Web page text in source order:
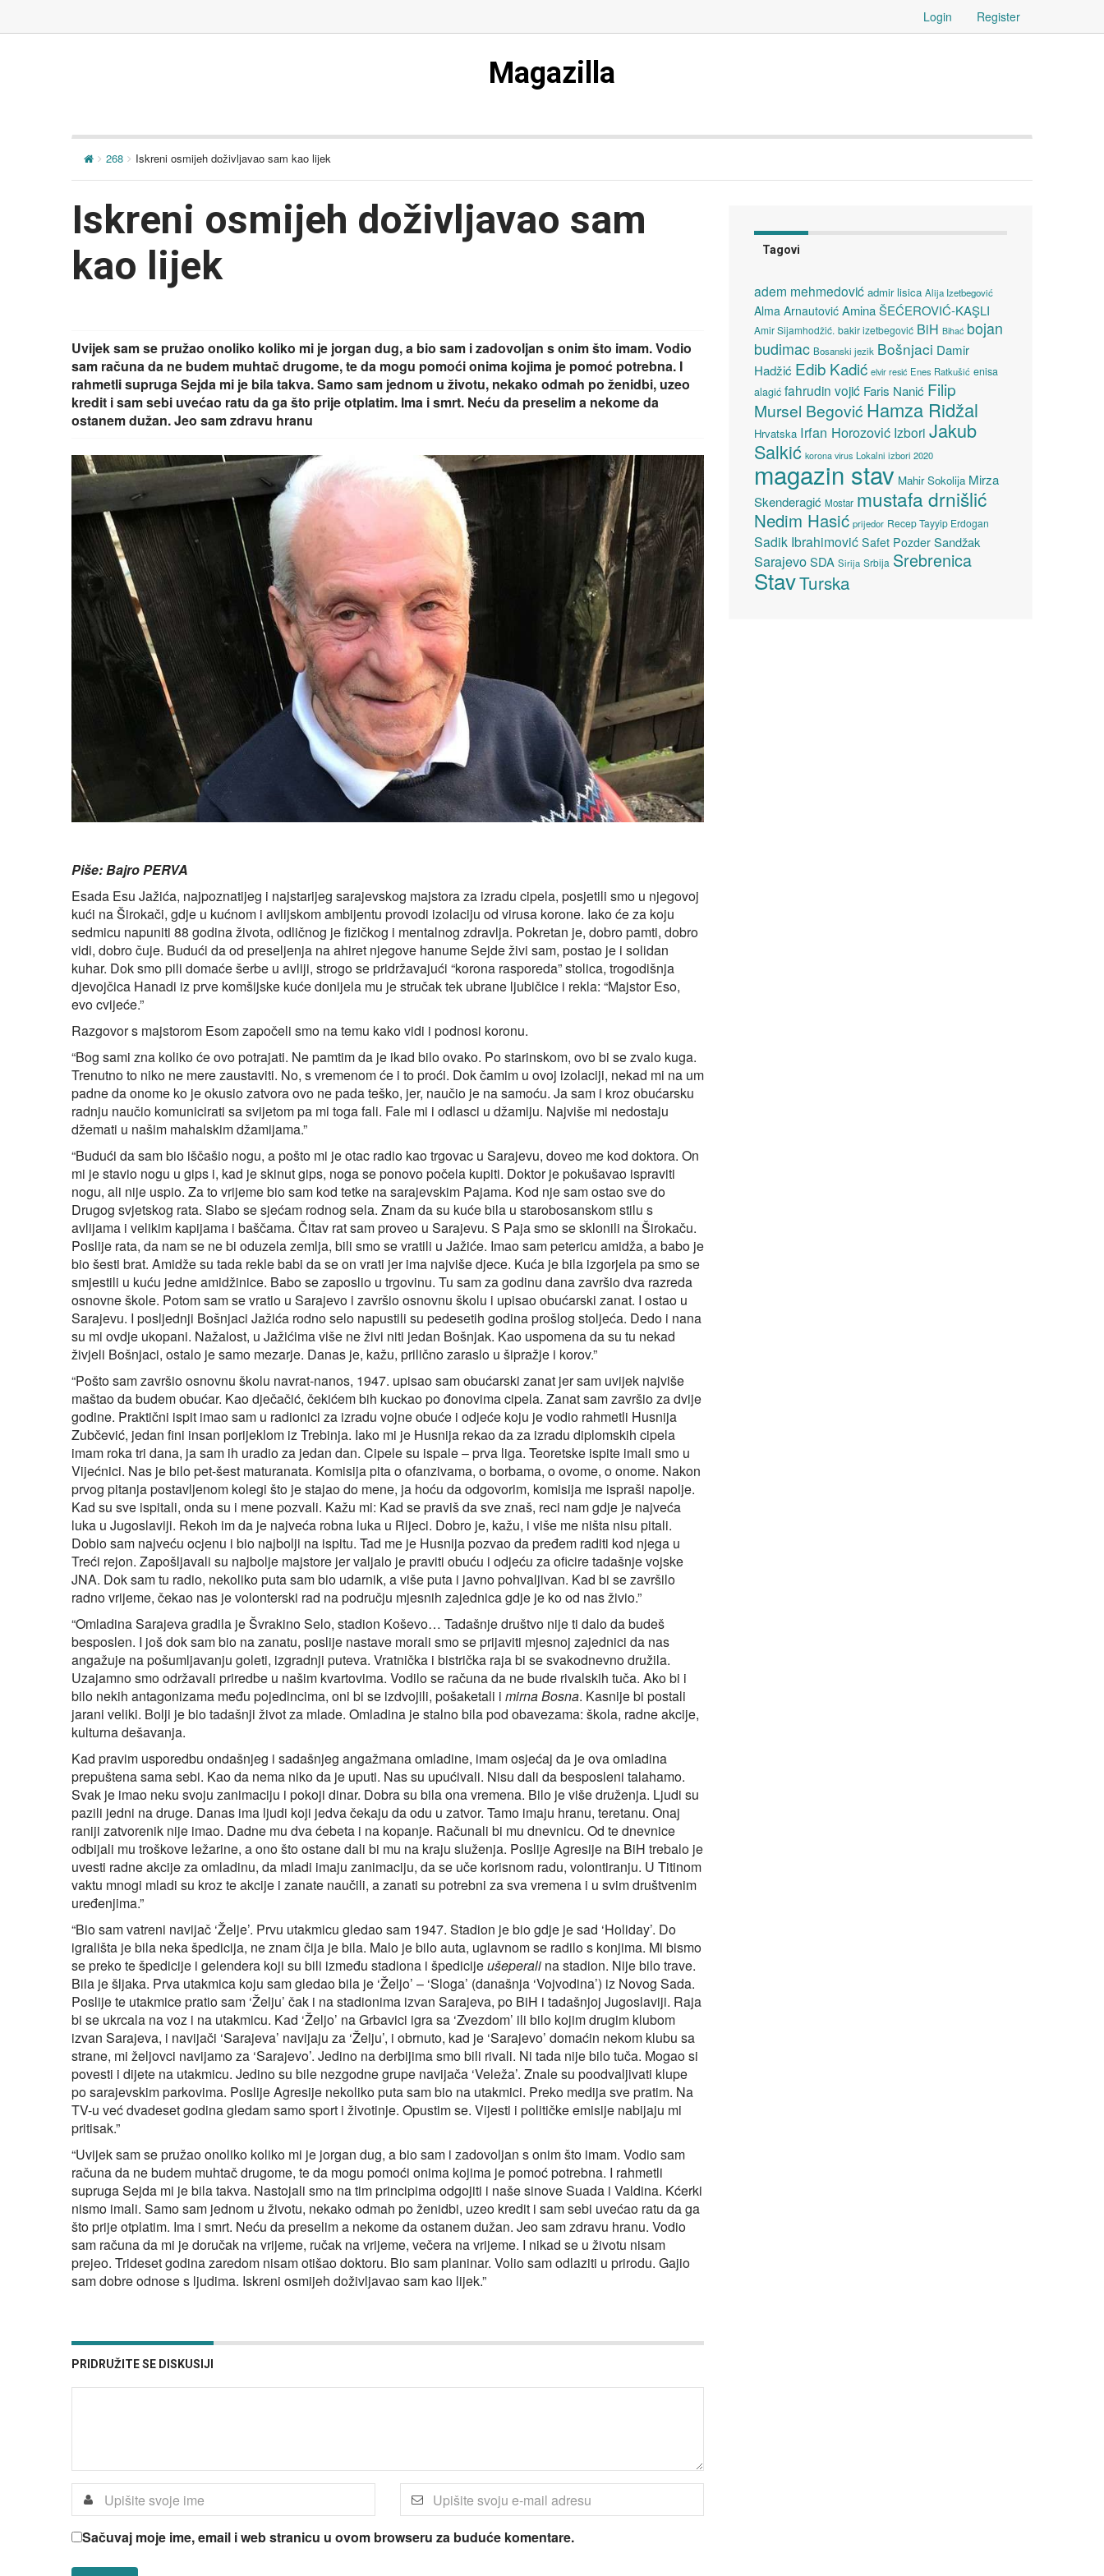
Login Register
Magazilla
268 Iskreni osmijeh doživljavao sam kao lijek
Iskreni osmijeh doživljavao sam
kao lijek
Uvijek sam se pružao onoliko koliko mi je jorgan dug, a bio sam i zadovoljan s onim što imam. Vodio
sam računa da ne budem muhtač drugome, te da mogu pomoći onima kojima je pomoć potrebna. I
rahmetli supruga Sejda mi je bila takva. Samo sam jednom u životu, nekako odmah po ženidbi, uzeo
kredit i sam sebi uvećao ratu da ga što prije otplatim. Ima i smrt. Neću da preselim a nekome da
ostanem dužan. Jeo sam zdravu hranu
Piše: Bajro PERVA
Esada Esu Jažića, najpoznatijeg i najstarijeg sarajevskog majstora za izradu cipela, posjetili smo u njegovoj
kući na Širokači, gdje u kućnom i avlijskom ambijentu provodi izolaciju od virusa korone. Iako će za koju
sedmicu napuniti 88 godina života, odličnog je fizičkog i mentalnog zdravlja. Pokretan je, dobro pamti, dobro
vidi, dobro čuje. Budući da od preseljenja na ahiret njegove hanume Sejde živi sam, postao je i solidan
kuhar. Dok smo pili domaće šerbe u avliji, strogo se pridržavajući “korona rasporeda” stolica, trogodišnja
djevojčica Hanadi iz prve komšijske kuće donijela mu je stručak tek ubrane ljubičice i rekla: “Majstor Eso,
evo cvijeće.”
Razgovor s majstorom Esom započeli smo na temu kako vidi i podnosi koronu.
“Bog sami zna koliko će ovo potrajati. Ne pamtim da je ikad bilo ovako. Po starinskom, ovo bi se zvalo kuga.
Trenutno to niko ne mere zaustaviti. No, s vremenom će i to proći. Dok čamim u ovoj izolaciji, nekad mi na um
padne da onome ko je okusio zatvora ovo ne pada teško, jer, naučio je na samoću. Ja sam i kroz obućarsku
radnju naučio komunicirati sa svijetom pa mi toga fali. Fale mi i odlasci u džamiju. Najviše mi nedostaju
džemati u našim mahalskim džamijama.”
“Budući da sam bio iščašio nogu, a pošto mi je otac radio kao trgovac u Sarajevu, doveo me kod doktora. On
mi je stavio nogu u gips i, kad je skinut gips, noga se ponovo počela kupiti. Doktor je pokušavao ispraviti
nogu, ali nije uspio. Za to vrijeme bio sam kod tetke na sarajevskim Pajama. Kod nje sam ostao sve do
Drugog svjetskog rata. Slabo se sjećam rodnog sela. Znam da su kuće bila u starobosanskom stilu s
avlijama i velikim kapijama i baščama. Čitav rat sam proveo u Sarajevu. S Paja smo se sklonili na Širokaču.
Poslije rata, da nam se ne bi oduzela zemlja, bili smo se vratili u Jažiće. Imao sam petericu amidža, a babo je
bio šesti brat. Amidže su tada rekle babi da se on vrati jer ima najviše djece. Kuća je bila izgorjela pa smo se
smjestili u kuću jedne amidžinice. Babo se zaposlio u trgovinu. Tu sam za godinu dana završio dva razreda
osnovne škole. Potom sam se vratio u Sarajevo i završio osnovnu školu i upisao obućarski zanat. I ostao u
Sarajevu. I posljednji Bošnjaci Jažića rodno selo napustili su pedesetih godina prošlog stoljeća. Dedo i nana
su mi ovdje ukopani. Nažalost, u Jažićima više ne živi niti jedan Bošnjak. Kao uspomena da su tu nekad
živjeli Bošnjaci, ostalo je samo mezarje. Danas je, kažu, prilično zaraslo u šipražje i korov.”
“Pošto sam završio osnovnu školu navrat-nanos, 1947. upisao sam obućarski zanat jer sam uvijek najviše
maštao da budem obućar. Kao dječačić, čekićem bih kuckao po đonovima cipela. Zanat sam završio za dvije
godine. Praktični ispit imao sam u radionici za izradu vojne obuće i odjeće koju je vodio rahmetli Husnija
Zubčević, jedan fini insan porijeklom iz Trebinja. Iako mi je Husnija rekao da za izradu diplomskih cipela
imam roka tri dana, ja sam ih uradio za jedan dan. Cipele su ispale – prva liga. Teoretske ispite imali smo u
Vijećnici. Nas je bilo pet-šest maturanata. Komisija pita o ofanzivama, o borbama, o ovome, o onome. Nakon
prvog pitanja postavljenom kolegi što je stajao do mene, ja hoću da odgovorim, komisija me ispraši napolje.
Kad su sve ispitali, onda su i mene pozvali. Kažu mi: Kad se praviš da sve znaš, reci nam gdje je najveća
luka u Jugoslaviji. Rekoh im da je najveća robna luka u Rijeci. Dobro je, kažu, i više me ništa nisu pitali.
Dobio sam najveću ocjenu i bio najbolji na ispitu. Tad me je Husnija pozvao da pređem raditi kod njega u
Treći rejon. Zapošljavali su najbolje majstore jer valjalo je praviti obuću i odjeću za oficire tadašnje vojske
JNA. Dok sam tu radio, nekoliko puta sam bio udarnik, a više puta i javno pohvaljivan. Kad bi se završilo
radno vrijeme, čekao nas je volonterski rad na području mjesnih zajednica gdje je ko od nas živio.”
“Omladina Sarajeva gradila je Švrakino Selo, stadion Koševo… Tadašnje društvo nije ti dalo da budeš
besposlen. I još dok sam bio na zanatu, poslije nastave morali smo se prijaviti mjesnoj zajednici da nas
angažuje na pošumljavanju goleti, izgradnji puteva. Vratnička i bistrička raja bi se svakodnevno družila.
Uzajamno smo održavali priredbe u našim kvartovima. Vodilo se računa da ne bude rivalskih tuča. Ako bi i
bilo nekih antagonizama među pojedincima, oni bi se izdvojili, pošaketali i mirna Bosna. Kasnije bi postali
jarani veliki. Bolji je bio tadašnji život za mlade. Omladina je stalno bila pod obavezama: škola, radne akcije,
kulturna dešavanja.
Kad pravim usporedbu ondašnjeg i sadašnjeg angažmana omladine, imam osjećaj da je ova omladina
prepuštena sama sebi. Kao da nema niko da je uputi. Nas su upućivali. Nisu dali da besposleni talahamo.
Svak je imao neku svoju zanimaciju i pokoji dinar. Dobra su bila ona vremena. Bilo je više druženja. Ljudi su
pazili jedni na druge. Danas ima ljudi koji jedva čekaju da odu u zatvor. Tamo imaju hranu, teretanu. Onaj
raniji zatvorenik nije imao. Dadne mu dva ćebeta i na kopanje. Računali bi mu dnevnicu. Od te dnevnice
odbijali mu troškove ležarine, a ono što ostane dali bi mu na kraju služenja. Poslije Agresije na BiH trebalo je
uvesti radne akcije za omladinu, da mladi imaju zanimaciju, da se uče korisnom radu, volontiranju. U Titinom
vaktu mnogi mladi su kroz te akcije i zanate naučili, a zanati su potrebni za sva vremena i u svim društvenim
uređenjima.”
“Bio sam vatreni navijač ‘Želje’. Prvu utakmicu gledao sam 1947. Stadion je bio gdje je sad ‘Holiday’. Do
igrališta je bila neka špedicija, ne znam čija je bila. Malo je bilo auta, uglavnom se radilo s konjima. Mi bismo
se preko te špedicije i gelendera koji su bili između stadiona i špedicijeušeperali na stadion. Nije bilo trave.
Bila je šljaka. Prva utakmica koju sam gledao bila je ‘Željo’ – ‘Sloga’ (današnja ‘Vojvodina’) iz Novog Sada.
Poslije te utakmice pratio sam ‘Želju’ čak i na stadionima izvan Sarajeva, po BiH i tadašnjoj Jugoslaviji. Raja
bi se ukrcala na voz i na utakmicu. Kad ‘Željo’ na Grbavici igra sa ‘Zvezdom’ ili bilo kojim drugim klubom
izvan Sarajeva, i navijači ‘Sarajeva’ navijaju za ‘Želju’, i obrnuto, kad je ‘Sarajevo’ domaćin nekom klubu sa
strane, mi željovci navijamo za ‘Sarajevo’. Jedino na derbijima smo bili rivali. Ni tada nije bilo tuča. Mogao si
povesti i dijete na utakmicu. Jedino su bile nezgodne grupe navijača ‘Veleža’. Znale su poodvaljivati klupe
po sarajevskim parkovima. Poslije Agresije nekoliko puta sam bio na utakmici. Preko medija sve pratim. Na
TV-u već dvadeset godina gledam samo sport i životinje. Opustim se. Vijesti i političke emisije nabijaju mi
pritisak.”
“Uvijek sam se pružao onoliko koliko mi je jorgan dug, a bio sam i zadovoljan s onim što imam. Vodio sam
računa da ne budem muhtač drugome, te da mogu pomoći onima kojima je pomoć potrebna. I rahmetli
supruga Sejda mi je bila takva. Nastojali smo na tim principima odgojiti i naše sinove Suada i Valdina. Kćerki
nismo imali. Samo sam jednom u životu, nekako odmah po ženidbi, uzeo kredit i sam sebi uvećao ratu da ga
što prije otplatim. Ima i smrt. Neću da preselim a nekome da ostanem dužan. Jeo sam zdravu hranu. Vodio
sam računa da mi je doručak na vrijeme, ručak na vrijeme, večera na vrijeme. I nikad se u životu nisam
prejeo. Trideset godina zaredom nisam otišao doktoru. Bio sam planinar. Volio sam odlaziti u prirodu. Gajio
sam dobre odnose s ljudima. Iskreni osmijeh doživljavao sam kao lijek.”
PRIDRUŽITE SE DISKUSIJI
Sačuvaj moje ime, email i web stranicu u ovom browseru za buduće komentare.
Tagovi
adem mehmedović admir lisica Alija Izetbegović
Alma Arnautović Amina ŠEĆEROVIĆ-KAŞLI
Amir Sijamhodžić. bakir izetbegović BiH Bihać bojan
budimac Bosanski jezik Bošnjaci Damir
Hadžić Edib Kadić elvir resić Enes Ratkušić enisa
alagić fahrudin vojić Faris Nanić Filip
Mursel Begović Hamza Ridžal
Hrvatska Irfan Horozović Izbori Jakub
Salkić korona virus Lokalni izbori 2020
magazin stav Mahir Sokolija Mirza
Skenderagić Mostar mustafa drnišlić
Nedim Hasić prijedor Recep Tayyip Erdogan
Sadik Ibrahimović Safet Pozder Sandžak
SarajevoSDA Sirija Srbija Srebrenica
StavTurska